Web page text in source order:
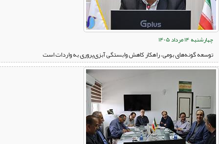
چهارشنبه 14 مرداد 1405
توسعه گونه‌های بومی، راهکار کاهش وابستگی آبزی‌پروری به واردات است